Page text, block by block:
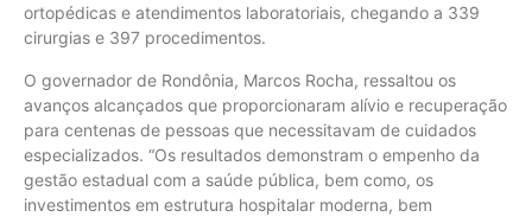
ortopédicas e atendimentos laboratoriais, chegando a 339
cirurgias e 397 procedimentos.
O governador de Rondônia, Marcos Rocha, ressaltou os
avanços alcançados que proporcionaram alívio e recuperação
para centenas de pessoas que necessitavam de cuidados
especializados. “Os resultados demonstram o empenho da
gestão estadual com a saúde pública, bem como, os
investimentos em estrutura hospitalar moderna, bem